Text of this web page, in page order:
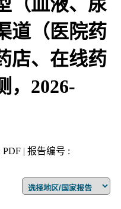
（血液、尿
道（医院药
店、在线药
，2026-
| 报告编号 :